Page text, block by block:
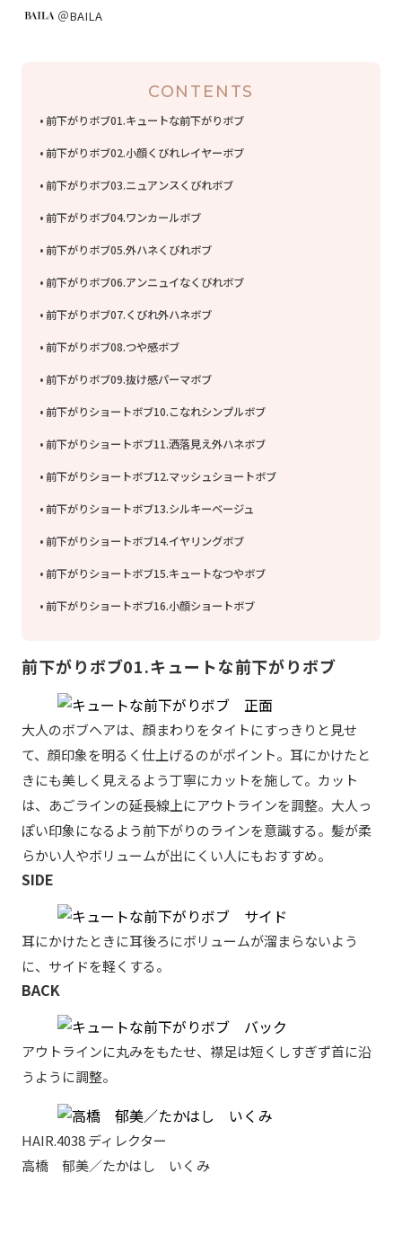
＠BAILA
CONTENTS
前下がりボブ01.キュートな前下がりボブ
前下がりボブ02.小顔くびれレイヤーボブ
前下がりボブ03.ニュアンスくびれボブ
前下がりボブ04.ワンカールボブ
前下がりボブ05.外ハネくびれボブ
前下がりボブ06.アンニュイなくびれボブ
前下がりボブ07.くびれ外ハネボブ
前下がりボブ08.つや感ボブ
前下がりボブ09.抜け感パーマボブ
前下がりショートボブ10.こなれシンプルボブ
前下がりショートボブ11.洒落見え外ハネボブ
前下がりショートボブ12.マッシュショートボブ
前下がりショートボブ13.シルキーベージュ
前下がりショートボブ14.イヤリングボブ
前下がりショートボブ15.キュートなつやボブ
前下がりショートボブ16.小顔ショートボブ
前下がりボブ01.キュートな前下がりボブ
大人のボブヘアは、顔まわりをタイトにすっきりと見せ
て、顔印象を明るく仕上げるのがポイント。耳にかけたと
きにも美しく見えるよう丁寧にカットを施して。カット
は、あごラインの延長線上にアウトラインを調整。大人っ
ぽい印象になるよう前下がりのラインを意識する。髪が柔
らかい人やボリュームが出にくい人にもおすすめ。
SIDE
耳にかけたときに耳後ろにボリュームが溜まらないよう
に、サイドを軽くする。
BACK
アウトラインに丸みをもたせ、襟足は短くしすぎず首に沿
うように調整。
HAIR.4038 ディレクター
高橋 郁美／たかはし いくみ